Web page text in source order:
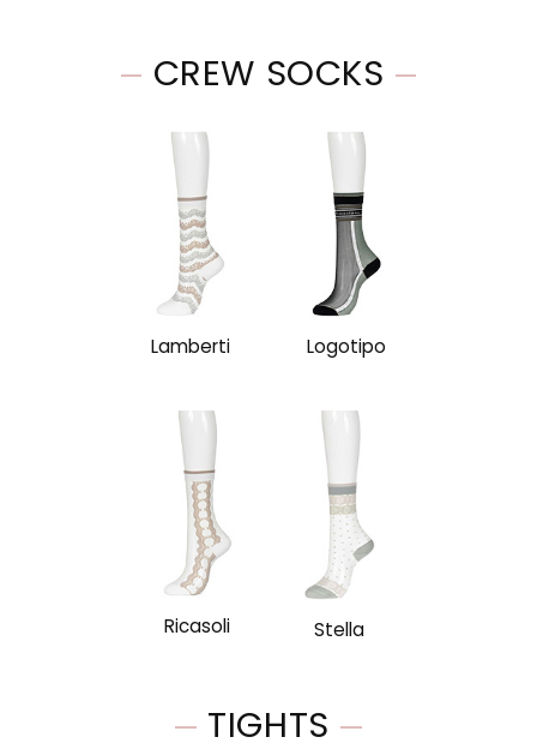
CREW SOCKS
Lamberti Logotipo
Ricasoli Stella
TIGHTS